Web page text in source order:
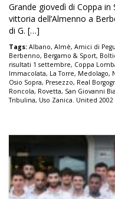
Grande giovedì di Coppa
vittoria dell’Almenno a
di G. […]
Tags: Albano, Almè, Amici di Pegu
Berbenno, Bergamo & Sport,
risultati 1 settembre, Coppa
Immacolata, La Torre, Medolago,
Osio Sopra, Presezzo, Real
Roncola, Rovetta, San Giovanni
Tribulina, Uso Zanica. United 2002